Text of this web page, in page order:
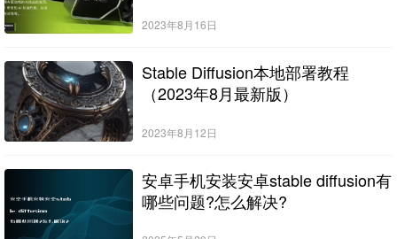
2023年8月16日
Stable Diffusion本地部署教程
（2023年8月最新版）
2023年8月12日
安卓手机安装安卓stable diffusion有
哪些问题?怎么解决?